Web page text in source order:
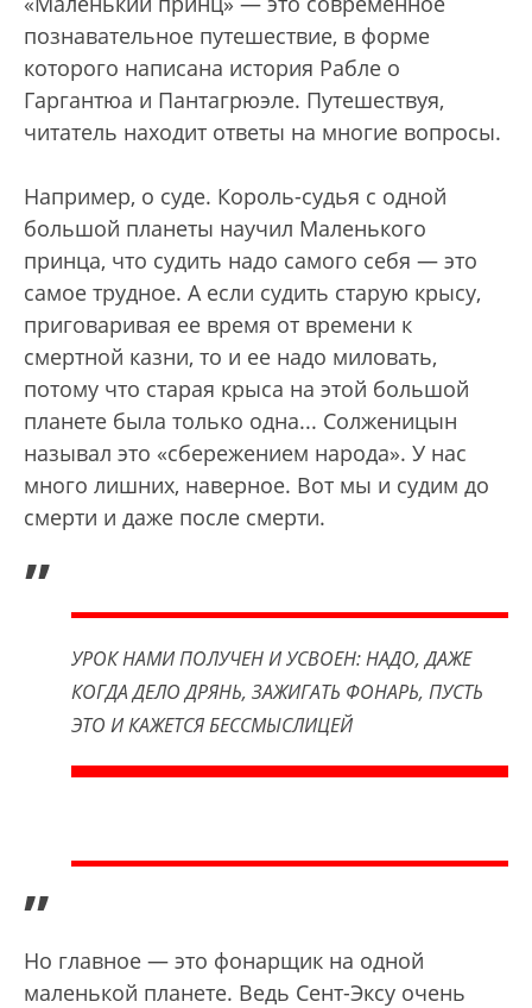
познавательное путешествие, в форме
которого написана история Рабле о
Гаргантюа и Пантагрюэле. Путешествуя,
читатель находит ответы на многие вопросы.
Например, о суде. Король-судья с одной
большой планеты научил Маленького
принца, что судить надо самого себя — это
самое трудное. А если судить старую крысу,
приговаривая ее время от времени к
смертной казни, то и ее надо миловать,
потому что старая крыса на этой большой
планете была только одна... Солженицын
называл это «сбережением народа». У нас
много лишних, наверное. Вот мы и судим до
смерти и даже после смерти.
„
УРОК НАМИ ПОЛУЧЕН И УСВОЕН: НАДО, ДАЖЕ
КОГДА ДЕЛО ДРЯНЬ, ЗАЖИГАТЬ ФОНАРЬ, ПУСТЬ
ЭТО И КАЖЕТСЯ БЕССМЫСЛИЦЕЙ
”
Но главное — это фонарщик на одной
маленькой планете. Ведь Сент-Эксу очень